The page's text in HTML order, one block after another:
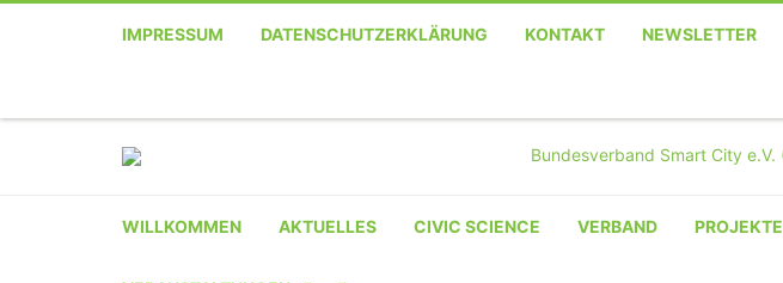
IMPRESSUM DATENSCHUTZERKLÄRUNG KONTAKT NEWSLETTER
WILLKOMMEN AKTUELLES CIVIC SCIENCE VERBAND PROJEKTE